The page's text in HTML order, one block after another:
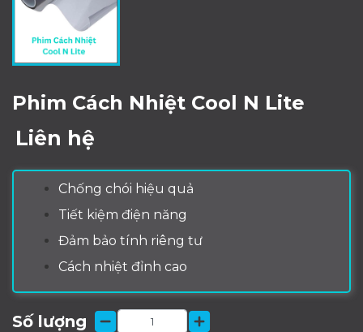
Phim Cách Nhiệt Cool N Lite
Liên hệ
Chống chói hiệu quả
Tiết kiệm điện năng
Đảm bảo tính riêng tư
Cách nhiệt đỉnh cao
Số lượng